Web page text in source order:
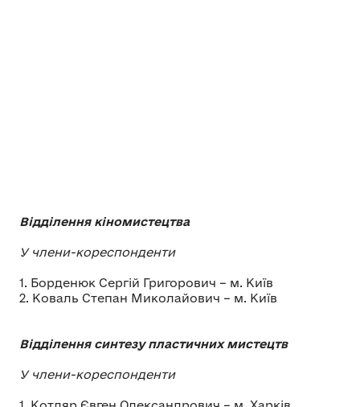
Відділення кіномистецтва
У члени-кореспонденти
1. Борденюк Сергій Григорович – м. Київ
2. Коваль Степан Миколайович – м. Київ
Відділення синтезу пластичних мистецтв
У члени-кореспонденти